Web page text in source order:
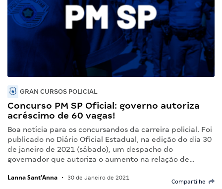
GRAN CURSOS POLICIAL
Concurso PM SP Oficial: governo autoriza
acréscimo de 60 vagas!
Boa notícia para os concursandos da carreira policial. Foi
publicado no Diário Oficial Estadual, na edição do dia 30
de janeiro de 2021 (sábado), um despacho do
governador que autoriza o aumento na relação de…
Lanna Sant'Anna • 30 de Janeiro de 2021
Compartilhe